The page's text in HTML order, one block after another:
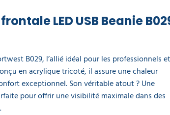
LED USB Beanie
B029, l’allié idéal pour les professionnels et
en acrylique tricoté, il assure une chaleur
exceptionnel. Son véritable atout ? Une
pour offrir une visibilité maximale dans des